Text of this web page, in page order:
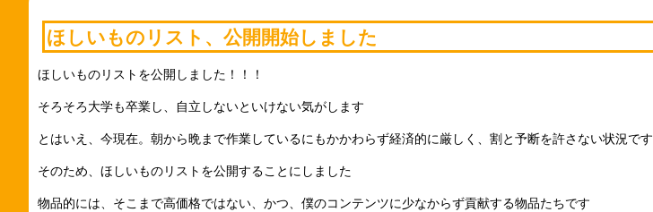
ほしいものリスト、公開開始しました
ほしいものリストを公開しました！！！
そろそろ大学も卒業し、自立しないといけない気がします
とはいえ、今現在。朝から晩まで作業しているにもかかわらず経済的に厳しく、割と予断を許さない状況です
そのため、ほしいものリストを公開することにしました
物品的には、そこまで高価格ではない、かつ、僕のコンテンツに少なからず貢献する物品たちです